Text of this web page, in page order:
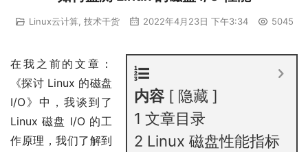
Linux云计算, 技术干货 2022年4月23日 下午3:34 5045
内容
隐藏
1 文章目录
2 Linux 磁盘性能指标
在我之前的文章：
《探讨 Linux 的磁盘
I/O》中，我谈到了
Linux 磁盘 I/O 的工
作原理，我们了解到